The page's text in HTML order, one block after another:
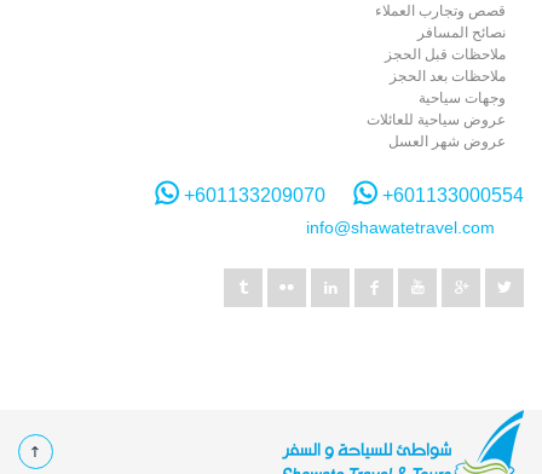
قصص وتجارب العملاء
نصائح المسافر
ملاحظات قبل الحجز
ملاحظات بعد الحجز
وجهات سياحية
عروض سياحية للعائلات
عروض شهر العسل
+601133000554
+601133209070
info@shawatetravel.com